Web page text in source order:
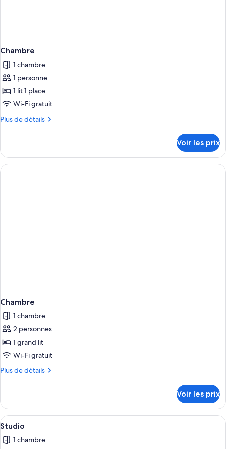
Chambre
1 chambre
1 personne
1 lit 1 place
Wi-Fi gratuit
Plus de détails
Plus
le
type
de
Voir les prix
Chambre
1 chambre
2 personnes
1 grand lit
Wi-Fi gratuit
Plus de détails
Plus
le
type
de
Chambre
Voir les prix
Afficher
toutes
les
Une cuisine moderne avec des
11
Studio
1 chambre